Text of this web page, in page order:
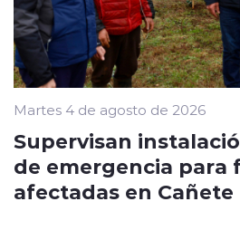
Martes 4 de agosto de 2026
Supervisan
de emergencia para
afectadas en Cañete